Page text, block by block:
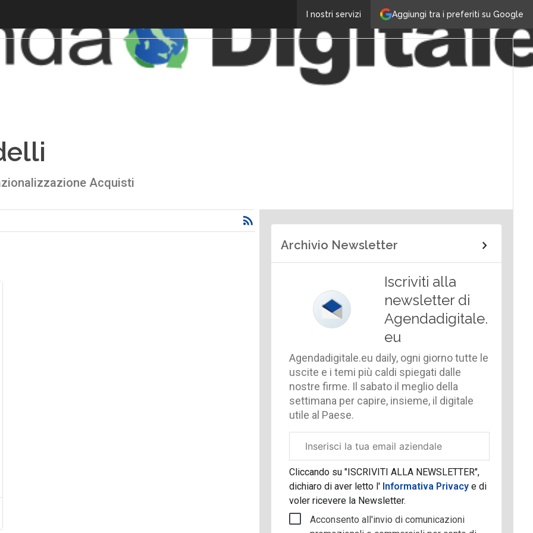
Aggiungi tra i preferiti su Google
I nostri servizi
Acquisti
Archivio Newsletter
Iscriviti alla
newsletter di
Agendadigitale.
eu
Agendadigitale.eu daily, ogni giorno tutte le
uscite e i temi più caldi spiegati dalle
nostre firme. Il sabato il meglio della
settimana per capire, insieme, il digitale
utile al Paese.
aziendale
Cliccando su "ISCRIVITI ALLA NEWSLETTER",
dichiaro di aver letto l' Informativa Privacye di
voler ricevere la Newsletter.
Acconsento all'invio di comunicazioni